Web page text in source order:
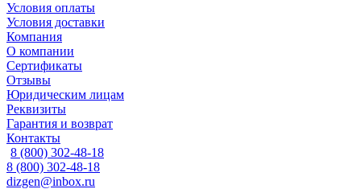
Условия оплаты
Условия доставки
Компания
О компании
Сертификаты
Отзывы
Юридическим лицам
Реквизиты
Гарантия и возврат
Контакты
8 (800) 302-48-18
8 (800) 302-48-18
dizgen@inbox.ru